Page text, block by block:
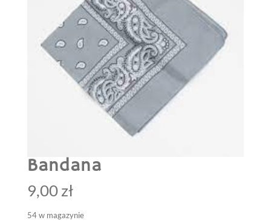
Bandana
9,00zł
54 w magazynie